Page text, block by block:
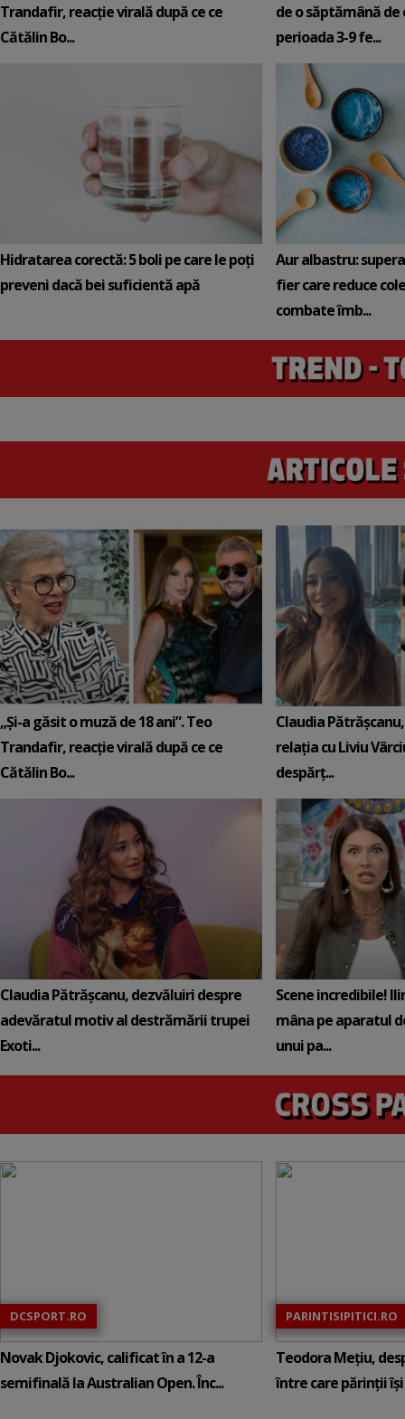
Trandafir, reacție virală după ce ce
Cătălin Bo...
de o săptămână de
perioada 3-9 fe...
Hidratarea corectă: 5 boli pe care le poți
preveni dacă bei suficientă apă
Aur albastru:
fier care reduce
combate îmb...
„Și-a găsit o muză de 18 ani”. Teo
Trandafir, reacție virală după ce ce
Cătălin Bo...
Claudia
relația cu Liviu
despărț...
Claudia Pătrășcanu, dezvăluiri despre
adevăratul motiv al destrămării trupei
Exoti...
Scene incredibile!
mâna pe aparatul
unui pa...
DCSPORT.RO
Novak Djokovic, calificat în a 12-a
semifinală la Australian Open. Înc...
PARINTISIPITICI.RO
Teodora Mețiu,
între care părinții își